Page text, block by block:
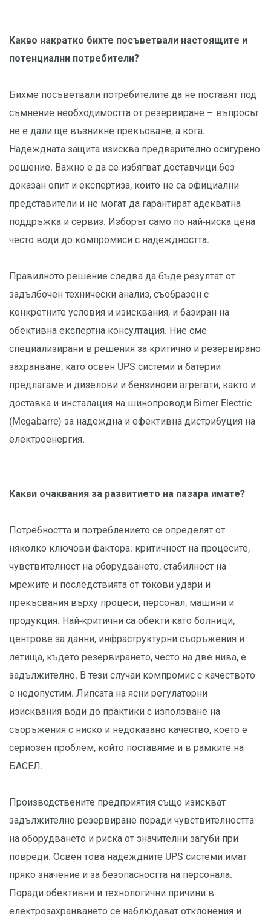
Какво накратко бихте посъветвали настоящите и
потенциални потребители?
Бихме посъветвали потребителите да не поставят под
съмнение необходимостта от резервиране – въпросът
не е дали ще възникне прекъсване, а кога.
Надеждната защита изисква предварително осигурено
решение. Важно е да се избягват доставчици без
доказан опит и експертиза, които не са официални
представители и не могат да гарантират адекватна
поддръжка и сервиз. Изборът само по най-ниска цена
често води до компромиси с надеждността.
Правилното решение следва да бъде резултат от
задълбочен технически анализ, съобразен с
конкретните условия и изисквания, и базиран на
обективна експертна консултация. Ние сме
специализирани в решения за критично и резервирано
захранване, като освен UPS системи и батерии
предлагаме и дизелови и бензинови агрегати, както и
доставка и инсталация на шинопроводи Bimer Electric
(Megabarre) за надеждна и ефективна дистрибуция на
електроенергия.
Какви очаквания за развитието на пазара имате?
Потребността и потреблението се определят от
няколко ключови фактора: критичност на процесите,
чувствителност на оборудването, стабилност на
мрежите и последствията от токови удари и
прекъсвания върху процеси, персонал, машини и
продукция. Най-критични са обекти като болници,
центрове за данни, инфраструктурни съоръжения и
летища, където резервирането, често на две нива, е
задължително. В тези случаи компромис с качеството
е недопустим. Липсата на ясни регулаторни
изисквания води до практики с използване на
съоръжения с ниско и недоказано качество, което е
сериозен проблем, който поставяме и в рамките на
БАСЕЛ.
Производствените предприятия също изискват
задължително резервиране поради чувствителността
на оборудването и риска от значителни загуби при
повреди. Освен това надеждните UPS системи имат
пряко значение и за безопасността на персонала.
Поради обективни и технологични причини в
електрозахранването се наблюдават отклонения и